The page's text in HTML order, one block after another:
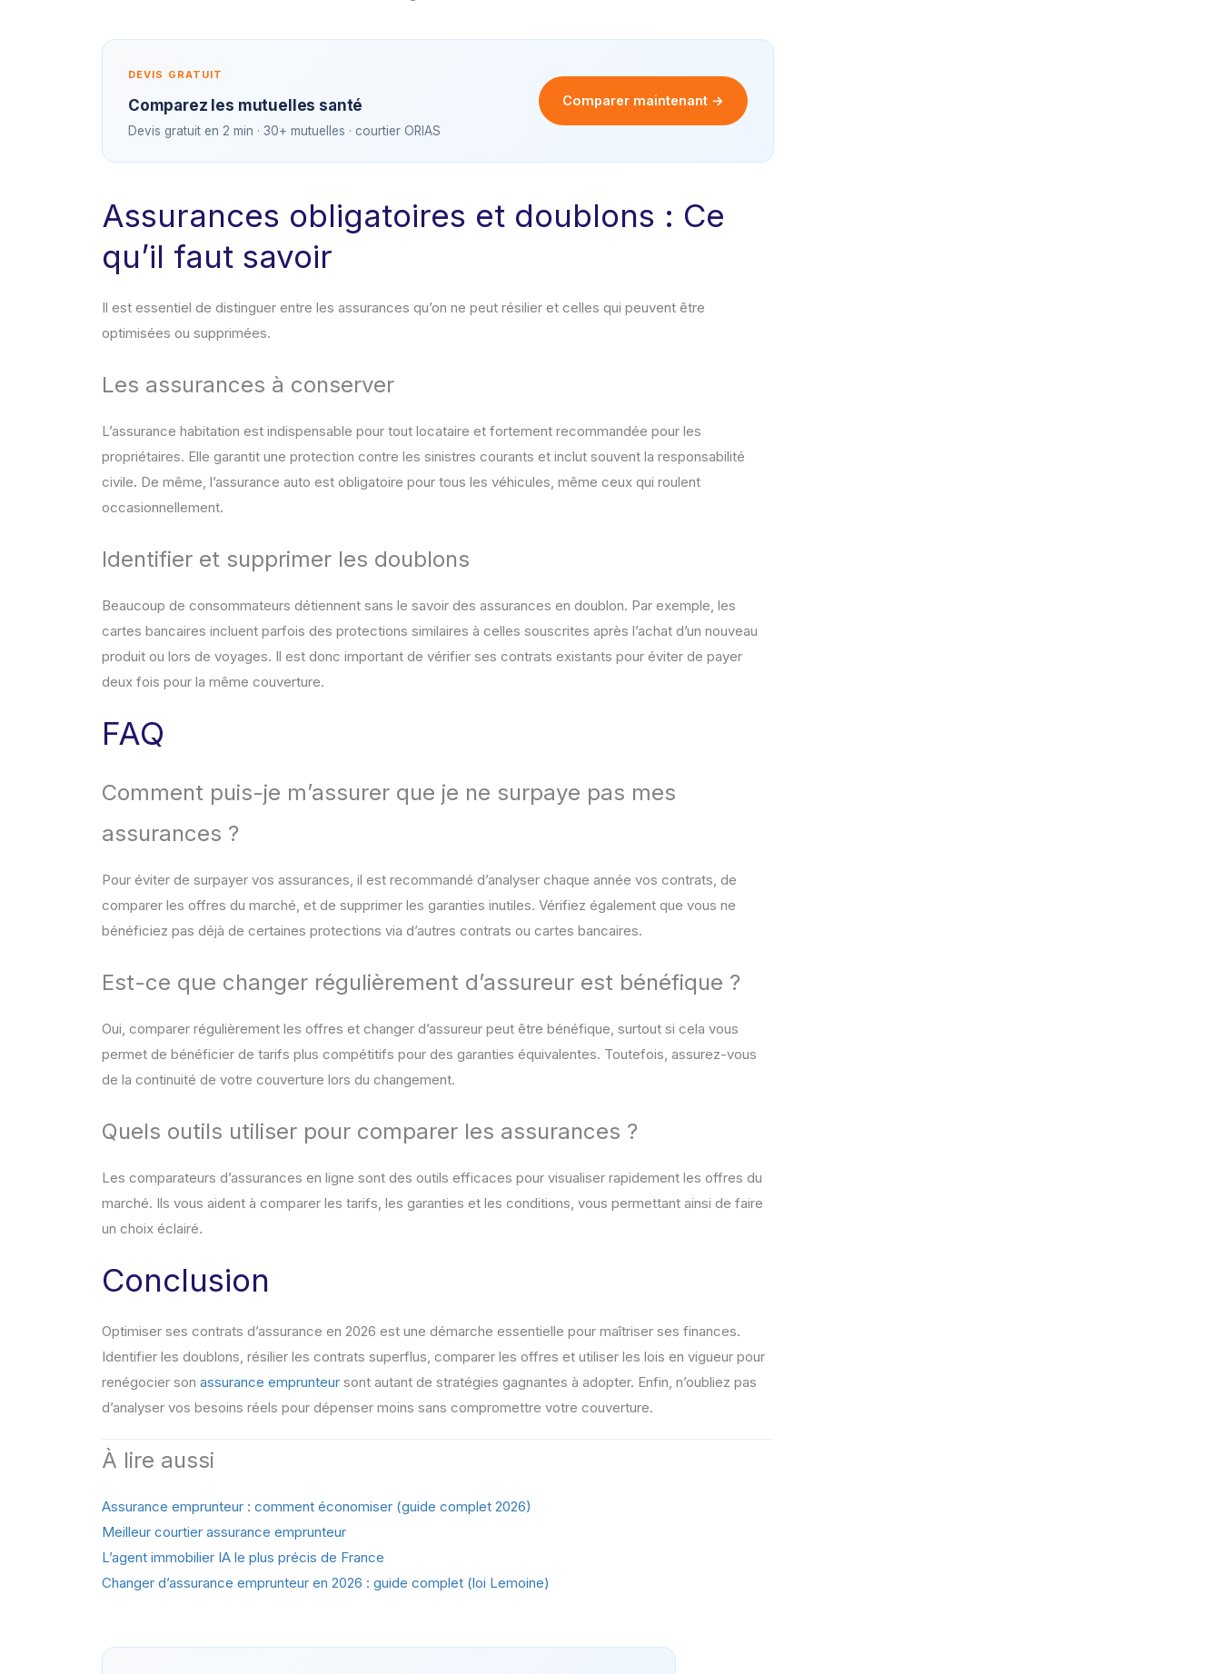
DEVIS GRATUIT
Comparez les mutuelles santé
Devis gratuit en 2 min · 30+ mutuelles · courtier ORIAS
Comparer maintenant →
Assurances obligatoires et doublons : Ce
qu’il faut savoir
Il est essentiel de distinguer entre les assurances qu’on ne peut résilier et celles qui peuvent être
optimisées ou supprimées.
Les assurances à conserver
L’assurance habitation est indispensable pour tout locataire et fortement recommandée pour les
propriétaires. Elle garantit une protection contre les sinistres courants et inclut souvent la responsabilité
civile. De même, l’assurance auto est obligatoire pour tous les véhicules, même ceux qui roulent
occasionnellement.
Identifier et supprimer les doublons
Beaucoup de consommateurs détiennent sans le savoir des assurances en doublon. Par exemple, les
cartes bancaires incluent parfois des protections similaires à celles souscrites après l’achat d’un nouveau
produit ou lors de voyages. Il est donc important de vérifier ses contrats existants pour éviter de payer
deux fois pour la même couverture.
FAQ
Comment puis-je m’assurer que je ne surpaye pas mes
assurances ?
Pour éviter de surpayer vos assurances, il est recommandé d’analyser chaque année vos contrats, de
comparer les offres du marché, et de supprimer les garanties inutiles. Vérifiez également que vous ne
bénéficiez pas déjà de certaines protections via d’autres contrats ou cartes bancaires.
Est-ce que changer régulièrement d’assureur est bénéfique ?
Oui, comparer régulièrement les offres et changer d’assureur peut être bénéfique, surtout si cela vous
permet de bénéficier de tarifs plus compétitifs pour des garanties équivalentes. Toutefois, assurez-vous
de la continuité de votre couverture lors du changement.
Quels outils utiliser pour comparer les assurances ?
Les comparateurs d’assurances en ligne sont des outils efficaces pour visualiser rapidement les offres du
marché. Ils vous aident à comparer les tarifs, les garanties et les conditions, vous permettant ainsi de faire
un choix éclairé.
Conclusion
Optimiser ses contrats d’assurance en 2026 est une démarche essentielle pour maîtriser ses finances.
Identifier les doublons, résilier les contrats superflus, comparer les offres et utiliser les lois en vigueur pour
renégocier son assurance emprunteur sont autant de stratégies gagnantes à adopter. Enfin, n’oubliez pas
d’analyser vos besoins réels pour dépenser moins sans compromettre votre couverture.
À lire aussi
Assurance emprunteur : comment économiser (guide complet 2026)
Meilleur courtier assurance emprunteur
L’agent immobilier IA le plus précis de France
Changer d’assurance emprunteur en 2026 : guide complet (loi Lemoine)